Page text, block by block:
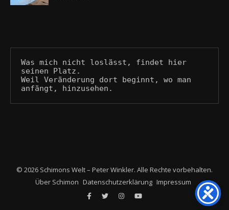
Was mich nicht loslässt, findet hier
seinen Platz.
Weil Veränderung dort beginnt, wo man
anfängt, hinzusehen.
© 2026 Schimons Welt – Peter Winkler. Alle Rechte vorbehalten.
Über Schimon Datenschutzerklärung Impressum